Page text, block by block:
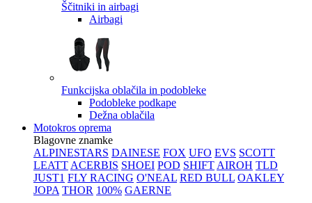
Ščitniki in airbagi
Airbagi
Funkcijska oblačila in podobleke
Podobleke podkape
Dežna oblačila
Motokros oprema
Blagovne znamke
ALPINESTARS DAINESE FOX UFO EVS SCOTT
LEATT ACERBIS SHOEI POD SHIFT AIROH TLD
JUST1 FLY RACING O'NEAL RED BULL OAKLEY
JOPA THOR 100% GAERNE